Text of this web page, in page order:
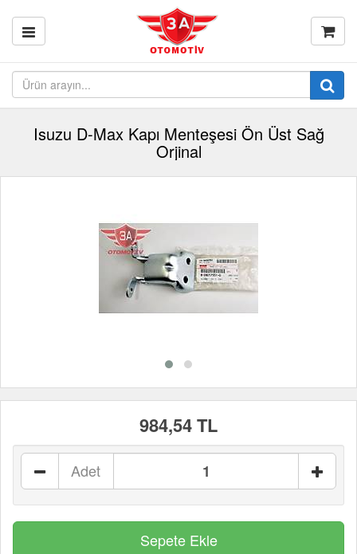
Isuzu D-Max Kapı Menteşesi Ön Üst Sağ
Orjinal
984,54 TL
Adet